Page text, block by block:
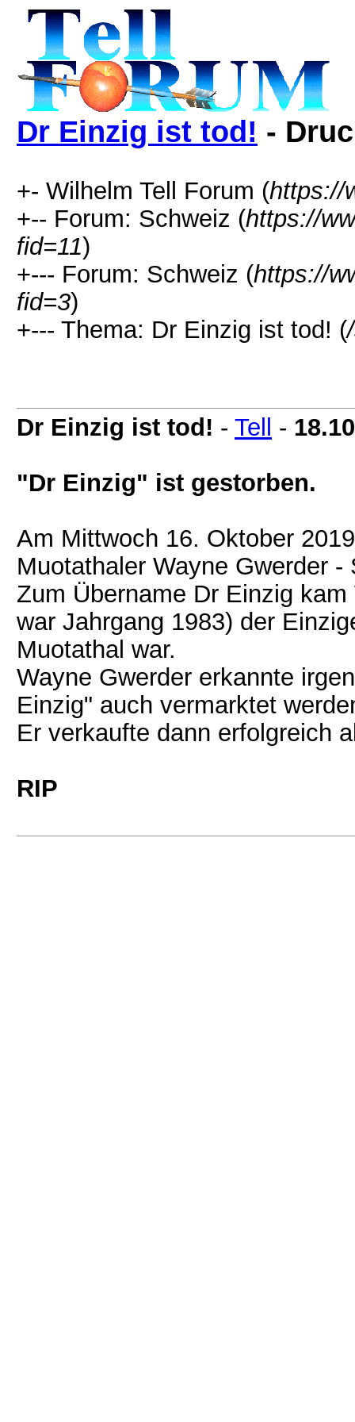
Dr Einzig ist tod! -
+- Wilhelm Tell Forum (https://
+-- Forum: Schweiz (https://
fid=11)
+--- Forum: Schweiz (https://
fid=3)
+--- Thema: Dr Einzig ist tod! (
Dr Einzig ist tod! - Tell -
"Dr Einzig" ist gestorben.
Am Mittwoch 16. Oktober
Muotathaler Wayne Gwerder
Zum Übername Dr Einzig
war Jahrgang 1983) der
Muotathal war.
Wayne Gwerder erkannte
Einzig" auch vermarktet
Er verkaufte dann erfolgreich
RIP